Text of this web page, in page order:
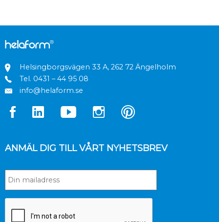
Helsingborgsvägen 33 A, 262 72 Ängelholm
Tel. 0431 – 44 95 08
info@helaform.se
ANMÄL DIG TILL VÅRT NYHETSBREV